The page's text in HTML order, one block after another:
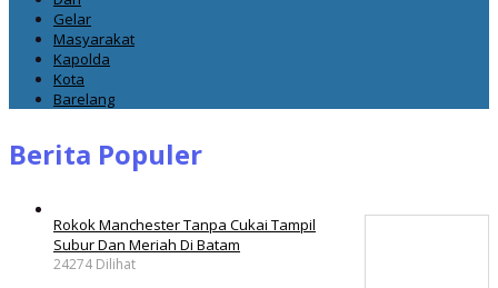
Gelar
Masyarakat
Kapolda
Kota
Barelang
Berita Populer
Rokok Manchester Tanpa Cukai Tampil
Subur Dan Meriah Di Batam
24274 Dilihat